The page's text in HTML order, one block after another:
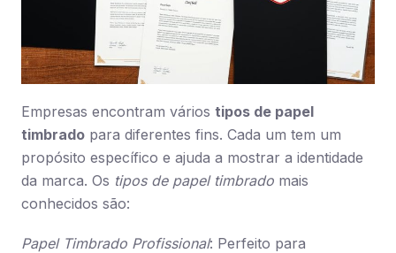
Empresas encontram vários tipos de papel
timbrado para diferentes fins. Cada um tem um
propósito específico e ajuda a mostrar a identidade
da marca. Os tipos de papel timbrado mais
conhecidos são:
Papel Timbrado Profissional: Perfeito para